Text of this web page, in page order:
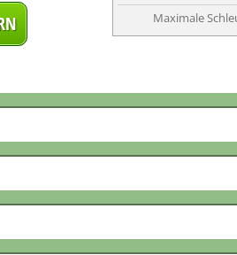
Maximale